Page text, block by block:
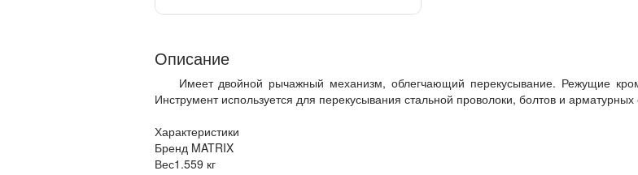
Описание
Имеет двойной рычажный механизм, облегчающий перекусывание. Режущие
Инструмент используется для перекусывания стальной проволоки, болтов и арматурных
Характеристики
Бренд MATRIX
Вес1.559 кг